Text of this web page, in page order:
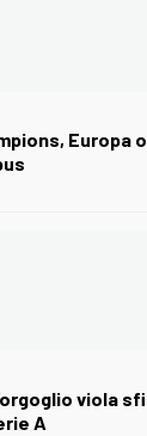
Europa
viola
A